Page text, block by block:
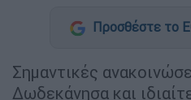
Προσθέστε το
Σημαντικές
Δωδεκάνησα και